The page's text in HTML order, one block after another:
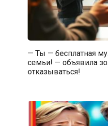
— Ты — бесплатная
семьи! — объявила
отказываться!